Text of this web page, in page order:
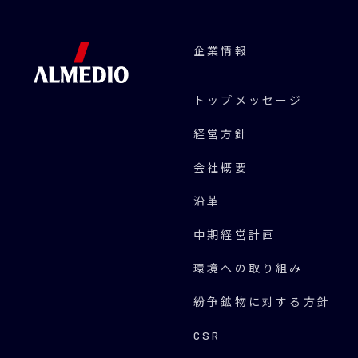
企業情報
トップメッセージ
経営方針
会社概要
沿革
中期経営計画
環境への取り組み
紛争鉱物に対する方針
CSR